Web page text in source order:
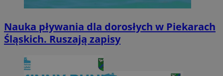
Nauka pływania dla dorosłych w Piekarach
Śląskich. Ruszają zapisy